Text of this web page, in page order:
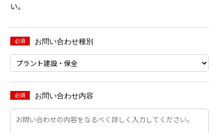
い。
必須 お問い合わせ種別
必須 お問い合わせ内容